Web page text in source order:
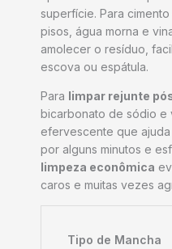
superfície. Para
pisos, água morna e
amolecer o resíduo,
escova ou espátula.
Para limpar rejunte
bicarbonato de sódio e
efervescente que
por alguns minutos e
limpeza econômica
caros e muitas vezes
Tipo de Mancha